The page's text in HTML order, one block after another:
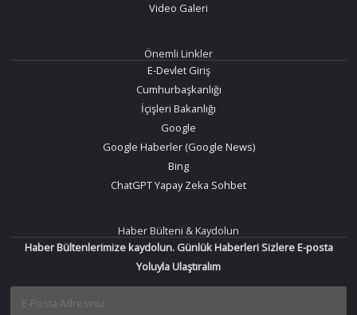
Video Galeri
Önemli Linkler
E-Devlet Giriş
Cumhurbaşkanlığı
İçişleri Bakanlığı
Google
Google Haberler (Google News)
Bing
ChatGPT Yapay Zeka Sohbet
Haber Bülteni & Kaydolun
Haber Bültenlerimize kaydolun. Günlük Haberleri Sizlere E-posta
Yoluyla Ulaştıralım